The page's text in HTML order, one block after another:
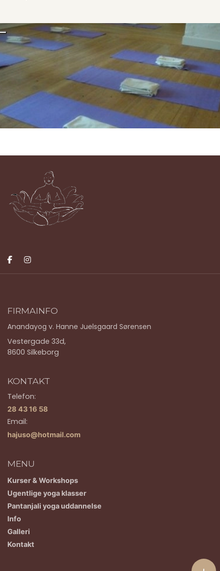
FIRMAINFO
Anandayog v. Hanne Juelsgaard Sørensen
Vestergade 33d,
8600 Silkeborg
KONTAKT
Telefon:
28 43 16 58
Email:
hajuso@hotmail.com
MENU
Kurser & Workshops
Ugentlige yoga klasser
Pantanjali yoga uddannelse
Info
Galleri
Kontakt